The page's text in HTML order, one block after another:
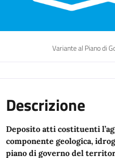
Variante al Piano di
Descrizione
Deposito atti costituenti
componente geologica,
piano di governo del